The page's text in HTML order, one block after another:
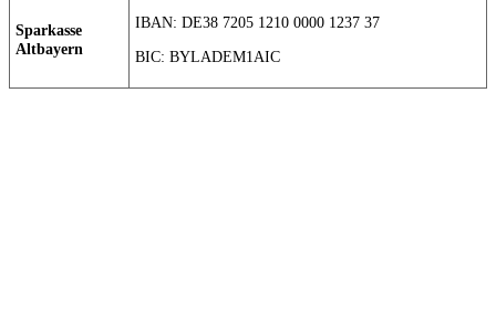
Sparkasse
Altbayern
IBAN: DE38 7205 1210 0000 1237 37
BIC: BYLADEM1AIC